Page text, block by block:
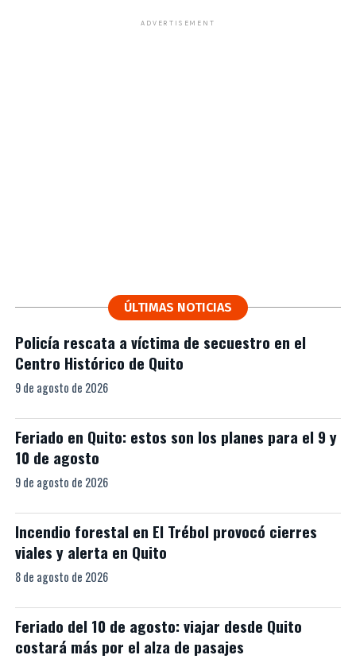
ADVERTISEMENT
ÚLTIMAS NOTICIAS
Policía rescata a víctima de secuestro en el
Centro Histórico de Quito
9 de agosto de 2026
Feriado en Quito: estos son los planes para el 9 y
10 de agosto
9 de agosto de 2026
Incendio forestal en El Trébol provocó cierres
viales y alerta en Quito
8 de agosto de 2026
Feriado del 10 de agosto: viajar desde Quito
costará más por el alza de pasajes